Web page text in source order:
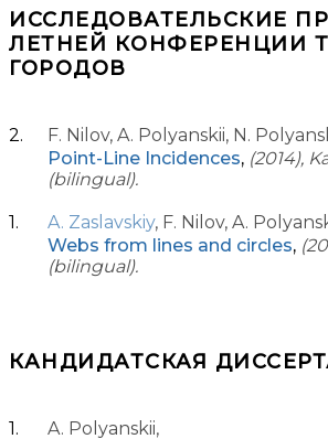
ИССЛЕДОВАТЕЛЬСКИЕ
ЛЕТНЕЙ КОНФЕРЕНЦИИ
ГОРОДОВ
F. Nilov, A. Polyanskii, N.
Point-Line Incidences, (2014),
(bilingual).
A. Zaslavskiy, F. Nilov, A.
Webs from lines and circles,
(bilingual).
КАНДИДАТСКАЯ
A. Polyanskii,